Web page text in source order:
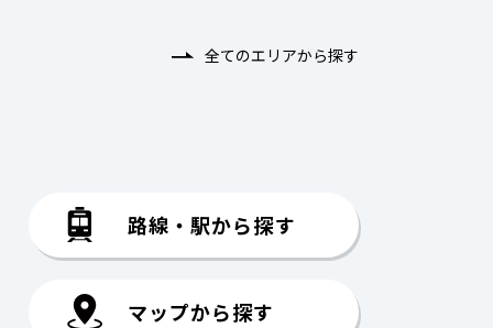
全てのエリアから探す
路線・駅から探す
マップから探す